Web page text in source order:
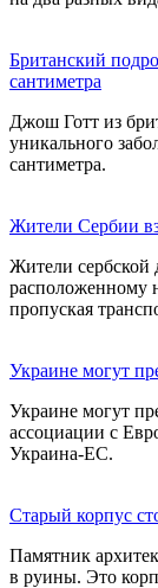
Британский
сантиметра
Джош Готт из
уникального
сантиметра.
Жители Сербии
Жители сербской
расположенному
пропуская
Украине могут
Украине могут
ассоциации с
Украина-ЕС.
Старый корпус
Памятник
в руины. Это